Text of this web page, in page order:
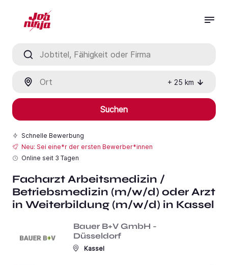
+ 25 km
Suchen
Schnelle Bewerbung
Neu: Sei eine*r der ersten Bewerber*innen
Online seit 3 Tagen
Facharzt Arbeitsmedizin /
Betriebsmedizin (m/w/d) oder Arzt
in Weiterbildung (m/w/d) in Kassel
Bauer B+V GmbH -
Düsseldorf
Kassel